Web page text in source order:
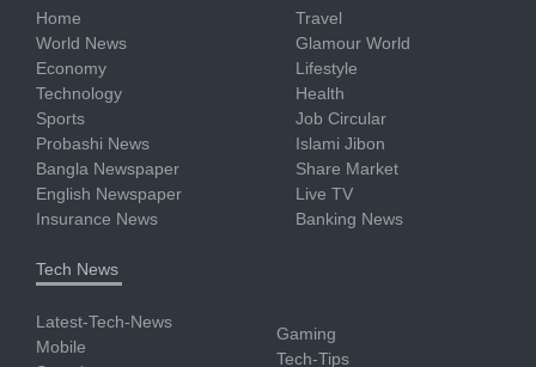
Home
World News
Economy
Technology
Sports
Probashi News
Bangla Newspaper
English Newspaper
Insurance News
Travel
Glamour World
Lifestyle
Health
Job Circular
Islami Jibon
Share Market
Live TV
Banking News
Tech News
Latest-Tech-News
Mobile
Gaming
Tech-Tips